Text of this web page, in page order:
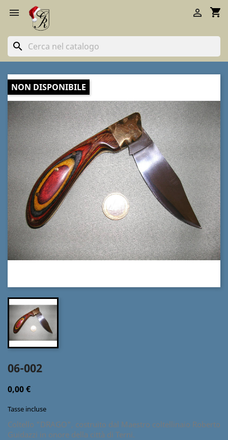
 shopping_cart

search
NON DISPONIBILE
06-002
0,00 €
Tasse incluse
Coltello "DRAGO", costruito dal Maestro coltellinaio Roberto
Guidazzi in onore della città di Terni.